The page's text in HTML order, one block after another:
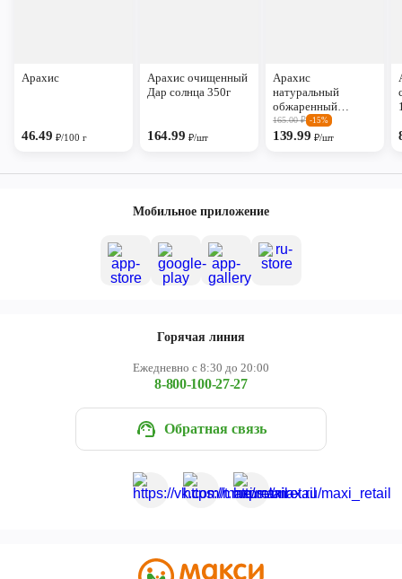
Арахис
46.49₽/100 г
Арахис очищенный
Дар солнца 350г
164.99 ₽/шт
Арахис
натуральный
обжаренный
Станичные 200г
165.00₽ -15%
139.99 ₽/шт
Мобильное приложение
Горячая линия
Ежедневно с 8:30 до 20:00
8-800-100-27-27
Обратная связь